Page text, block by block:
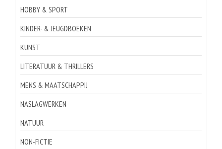
HOBBY & SPORT
KINDER- & JEUGDBOEKEN
KUNST
LITERATUUR & THRILLERS
MENS & MAATSCHAPPIJ
NASLAGWERKEN
NATUUR
NON-FICTIE